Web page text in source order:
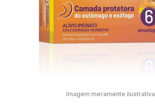
Imagem meramente ilustrativa